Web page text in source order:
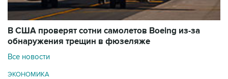
В США проверят сотни самолетов Boeing из-за
обнаружения трещин в фюзеляже
Все новости
ЭКОНОМИКА